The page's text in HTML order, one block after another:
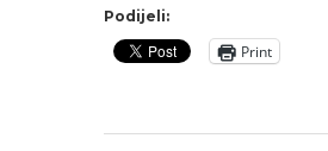
Podijeli:
Print